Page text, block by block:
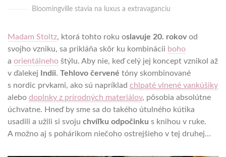
Bloomingville stavia na luxus a extravaganciu
Madam Stoltz, ktorá tohto roku oslavuje 20. rokov od
svojho vzniku, sa prikláňa skôr ku kombinácii boho
a orientálneho štýlu. Aby nie, keď celý jej koncept vznikol až
v ďalekej
Indii. Tehlovo červené tóny skombinované
s nordic prvkami, ako sú napríklad chlpaté vlnené vankúšiky
alebo doplnky z prírodných materiálov, pôsobia absolútne
úchvatne. Hneď by sme sa do takého útulného kútika
usadili a užili si svoju chvíľku odpočinku s knihou v ruke.
A možno aj s pohárikom niečoho ostrejšieho v tej druhej…